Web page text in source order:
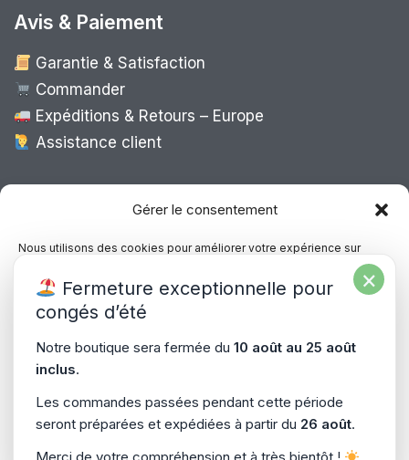
Gérer le consentement
Nous utilisons des cookies pour améliorer votre expérience sur
notre site, analyser le trafic et proposer des contenus personnalisés.
Vous pouvez accepter, refuser ou gérer vos préférences à tout
moment.
Gérer les services
Accepter
Avis & Paiement
Garantie & Satisfaction
Commander
Expéditions & Retours – Europe
Assistance client
Expédition Europe
Livraison rapide dans toute l’Europe via
“ Mondial Relay
Copyright © 2026PiecesPC.fr| Développement & Design
×
Fermeture exceptionnelle pour
congés d’été
Notre boutique sera fermée du 10 août au 25 août
inclus.
Les commandes passées pendant cette période
seront préparées et expédiées à partir du 26 août.